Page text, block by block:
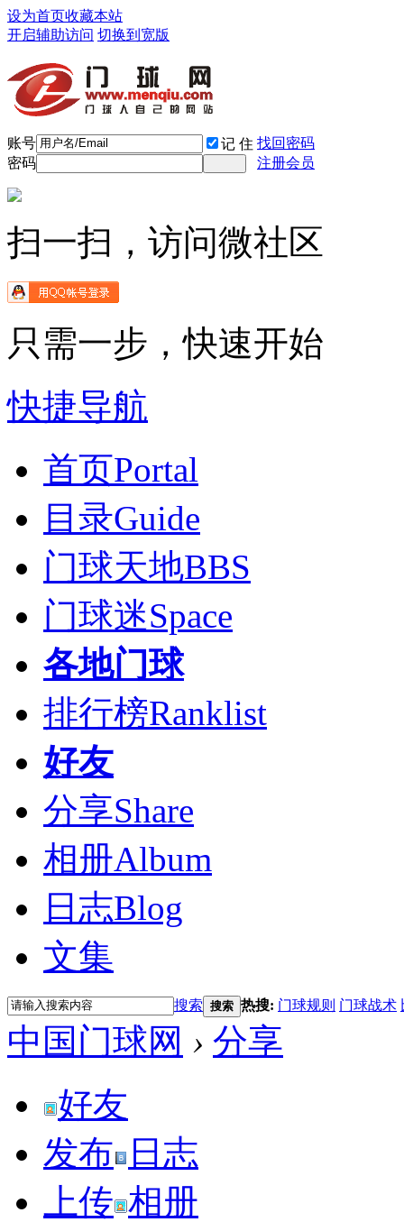
设为首页收藏本站
开启辅助访问 切换到宽版
账号 记 住 找回密码
密码
注册会员
扫一扫，访问微社区
只需一步，快速开始
快捷导航
首页Portal
目录Guide
门球天地BBS
门球迷Space
各地门球
排行榜Ranklist
好友
分享Share
相册Album
日志Blog
文集
搜索 搜索 热搜: 门球规则 门球战术
中国门球网 › 分享
好友
发布
日志
上传 相册